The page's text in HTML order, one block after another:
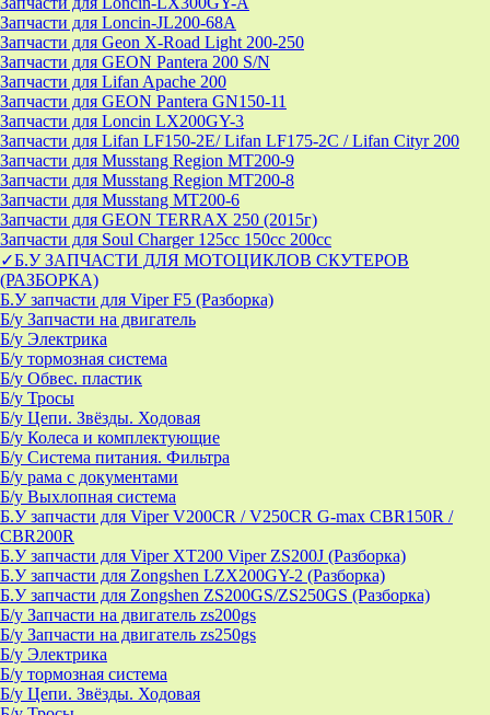
Запчасти для Loncin-JL200-68A
Запчасти для Geon X-Road Light 200-250
Запчасти для GEON Pantera 200 S/N
Запчасти для Lifan Apache 200
Запчасти для GEON Pantera GN150-11
Запчасти для Loncin LX200GY-3
Запчасти для Lifan LF150-2E/ Lifan LF175-2C / Lifan Cityr 200
Запчасти для Musstang Region MT200-9
Запчасти для Musstang Region MT200-8
Запчасти для Musstang MT200-6
Запчасти для GEON TERRAX 250 (2015г)
Запчасти для Soul Charger 125сс 150cc 200сс
✓Б.У ЗАПЧАСТИ ДЛЯ МОТОЦИКЛОВ СКУТЕРОВ
(РАЗБОРКА)
Б.У запчасти для Viper F5 (Разборка)
Б/у Запчасти на двигатель
Б/у Электрика
Б/у тормозная система
Б/у Обвес. пластик
Б/у Тросы
Б/у Цепи. Звёзды. Ходовая
Б/у Колеса и комплектующие
Б/у Система питания. Фильтра
Б/у рама с документами
Б/у Выхлопная система
Б.У запчасти для Viper V200CR / V250CR G-max CBR150R /
CBR200R
Б.У запчасти для Viper XT200 Viper ZS200J (Разборка)
Б.У запчасти для Zongshen LZX200GY-2 (Разборка)
Б.У запчасти для Zongshen ZS200GS/ZS250GS (Разборка)
Б/у Запчасти на двигатель zs200gs
Б/у Запчасти на двигатель zs250gs
Б/у Электрика
Б/у тормозная система
Б/у Цепи. Звёзды. Ходовая